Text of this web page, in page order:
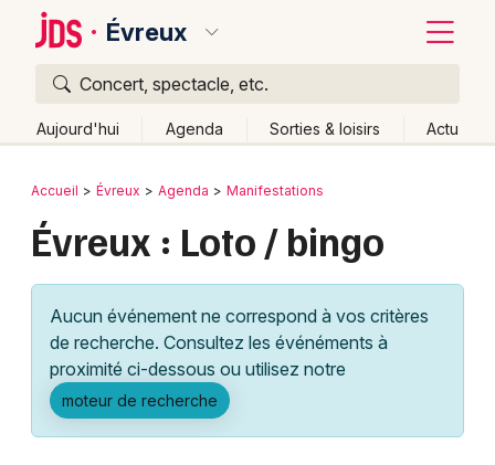
Évreux
Concert, spectacle, etc.
Aujourd'hui Agenda Sorties & loisirs Actu
Publier un événement
Grands événements
Activité & Expérience
Manifestations
Bordeaux
Lille
Lyon
Marseille
Retour
Accueil Évreux Agenda Manifestations
Évreux : Loto / bingo
Aucun événement ne correspond à vos critères
de recherche. Consultez les événéments à
proximité ci-dessous ou utilisez notre
moteur de recherche
Quoi ?
Où ?
Évreux et alentours
Partout
Près de moi Changer de lieu
Quand ?
Ce week-end